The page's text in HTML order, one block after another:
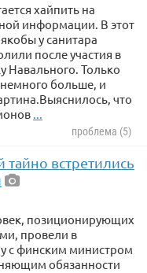
хайпить на
информации. В этот
у санитара
после участия в
Навального. Только
немного больше, и
что
...
проблема (5)
встретились
позиционирующих
провели в
с финским министром
обязанности